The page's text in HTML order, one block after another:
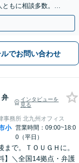
もに相談多数。細
談可】
ルでお問い合わせ
弁
インタビューを
見る
事務所 北九州オフィス
小
営業時間：09:00~18:0
0（平日）
まで。ＴＯＵＧＨに。
】＼全国14拠点・弁護